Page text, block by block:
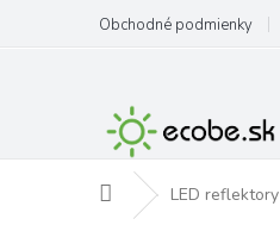
obsah
Obchodné podmienky
DomovLED reflektory